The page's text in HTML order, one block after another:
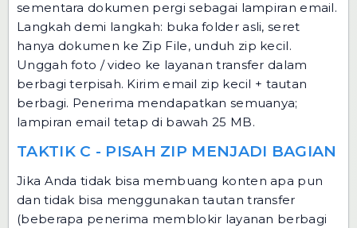
sementara dokumen pergi sebagai lampiran email.
Langkah demi langkah: buka folder asli, seret
hanya dokumen ke Zip File, unduh zip kecil.
Unggah foto / video ke layanan transfer dalam
berbagi terpisah. Kirim email zip kecil + tautan
berbagi. Penerima mendapatkan semuanya;
lampiran email tetap di bawah 25 MB.
TAKTIK C - PISAH ZIP MENJADI BAGIAN
Jika Anda tidak bisa membuang konten apa pun
dan tidak bisa menggunakan tautan transfer
(beberapa penerima memblokir layanan berbagi